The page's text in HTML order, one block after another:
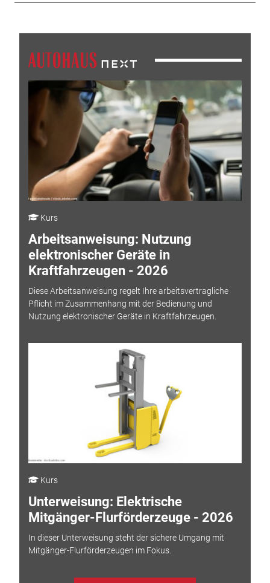
Kurs
Arbeitsanweisung: Nutzung
elektronischer Geräte in
Kraftfahrzeugen - 2026
Diese Arbeitsanweisung regelt Ihre arbeitsvertragliche
Pflicht im Zusammenhang mit der Bedienung und
Nutzung elektronischer Geräte in Kraftfahrzeugen.
Kurs
Unterweisung: Elektrische
Mitgänger-Flurförderzeuge - 2026
In dieser Unterweisung steht der sichere Umgang mit
Mitgänger-Flurförderzeugen im Fokus.